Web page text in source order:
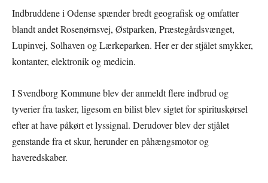
Indbruddene i Odense spænder bredt geografisk og omfatter
blandt andet Rosenørnsvej, Østparken, Præstegårdsvænget,
Lupinvej, Solhaven og Lærkeparken. Her er der stjålet smykker,
kontanter, elektronik og medicin.
I Svendborg Kommune blev der anmeldt flere indbrud og
tyverier fra tasker, ligesom en bilist blev sigtet for spirituskørsel
efter at have påkørt et lyssignal. Derudover blev der stjålet
genstande fra et skur, herunder en påhængsmotor og
haveredskaber.